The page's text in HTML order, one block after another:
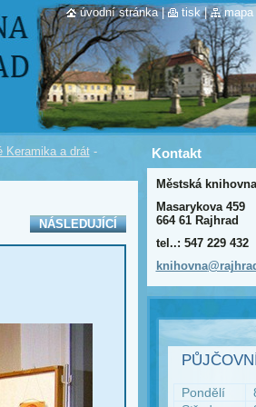
Keramika a drát -
NÁSLEDUJÍCÍ
Kontakt
Městská
Masarykova 459
664 61 Rajhrad
tel..: 547 229 432
knihovna
Pondělí
úvodní stránka | tisk | mapa